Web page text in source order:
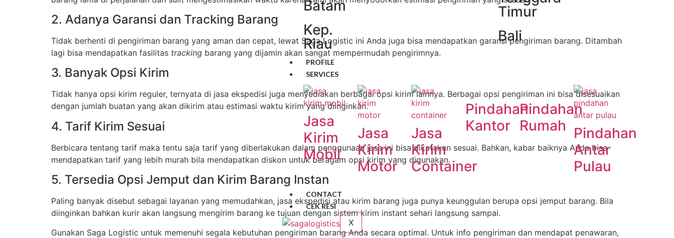
Batam
Kep.
Riau
Timur
Bali
PROFILE
SERVICES
Jasa
Kirim
Mobil
Jasa
Kirim
Motor
Jasa
Kirim
Container
Pindahan
Kantor
Pindahan
Rumah Pindahan
Antar
Pulau
CONTACT
CEK RESI
X
2. Adanya Garansi dan Tracking Barang
Tidak berhenti di pengiriman barang yang aman dan cepat, lewat Saga Logistic ini Anda juga bisa mendapatkan garansi pengiriman barang. Ditambah
lagi bisa mendapatkan fasilitas tracking barang yang dijamin akan sangat mempermudah pengirimnya.
3. Banyak Opsi Kirim
Tidak hanya opsi kirim reguler, ternyata di jasa ekspedisi juga menyediakan berbagai opsi kirim lainnya. Berbagai opsi pengiriman ini bisa disesuaikan
dengan jumlah buatan yang akan dikirim atau estimasi waktu kirim yang diinginkan.
4. Tarif Kirim Sesuai
Berbicara tentang tarif maka tentu saja tarif yang diberlakukan dalam penggunaan jasa ini bisa dikatakan sesuai. Bahkan, kabar baiknya Anda bisa
mendapatkan tarif yang lebih murah bila mendapatkan diskon untuk beragam opsi kirim yang digunakan.
5. Tersedia Opsi Jemput dan Kirim Barang Instan
Paling banyak disebut sebagai layanan yang memudahkan, jasa ekspedisi atau kirim barang juga punya keunggulan berupa opsi jemput barang. Bila
diinginkan bahkan kurir akan langsung mengirim barang ke tujuan dengan sistem kirim instant sehari langsung sampai.
Gunakan Saga Logistic untuk memenuhi segala kebutuhan pengiriman barang Anda secara optimal. Untuk info pengiriman dan mendapat penawaran,